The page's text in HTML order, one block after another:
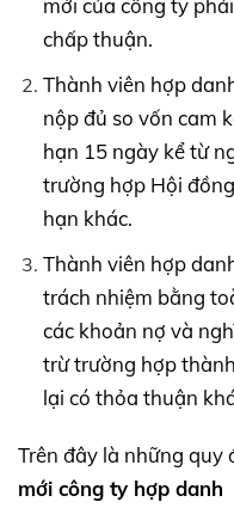
mới của công ty
chấp thuận.
Thành viên hợp
nộp đủ so vốn cam
hạn 15 ngày kể từ
trường hợp Hội
hạn khác.
Thành viên hợp
trách nhiệm bằng
các khoản nợ và
trừ trường hợp
lại có thỏa thuận
Trên đây là những quy
mới công ty hợp danh